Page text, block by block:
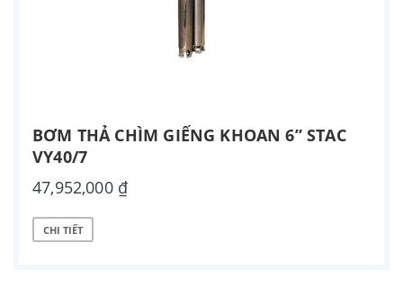
BƠM THẢ CHÌM GIẾNG KHOAN 6” STAC
VY40/7
47,952,000 ₫
CHI TIẾT